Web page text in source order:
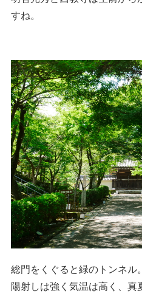
すね。
総門をくぐると緑のトンネル。
陽射しは強く気温は高く、真